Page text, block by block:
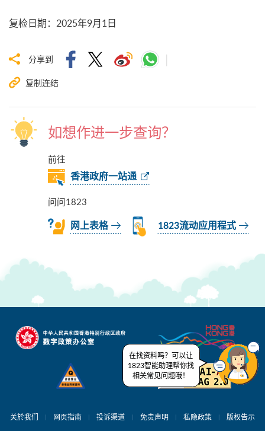
复检日期： 2025年9月1日
分享到
复制连结
如想作进一步查询？
前往
香港政府一站通
问问1823
网上表格 1823流动应用程式
关於我们 网页指南 投诉渠道 免责声明 私隐政策 版权告示
在找资料吗？可以让
1823智能助理帮你找
相关常见问题哦！